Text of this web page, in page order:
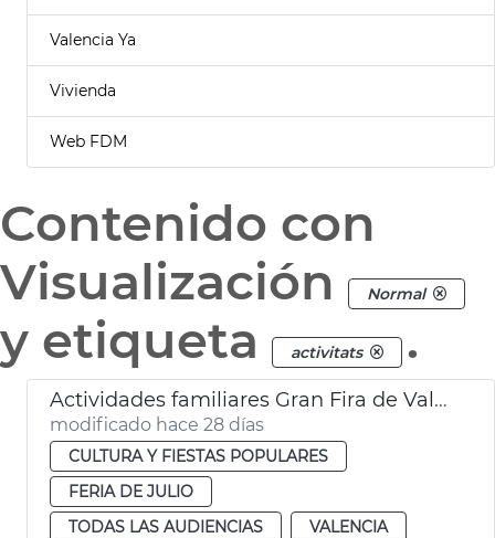
Valencia Ya
Vivienda
Web FDM
Contenido con
Visualización
Normal
y etiqueta activitats .
Actividades familiares Gran Fira de València
modificado hace 28 días
CULTURA Y FIESTAS POPULARES
FERIA DE JULIO
TODAS LAS AUDIENCIAS
VALENCIA